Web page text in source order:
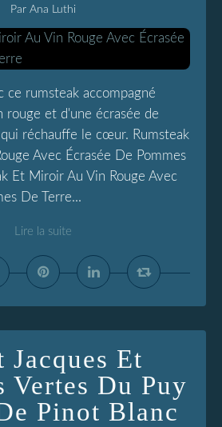
Par Ana Luthi
ce rumsteak accompagné
rouge et d'une écrasée de
réchauffe le cœur. Rumsteak
Avec Écrasée De Pommes
Et Miroir Au Vin Rouge Avec
De Terre...
Lire la suite
Jacques Et
Vertes Du Puy
Pinot Blanc